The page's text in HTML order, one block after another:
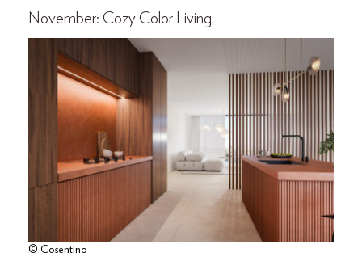
November: Cozy Color Living
© Cosentino